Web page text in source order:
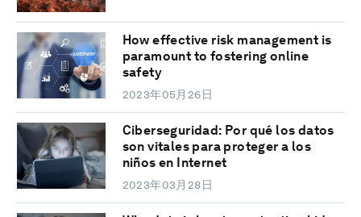
How effective risk management is
paramount to fostering online
safety
2023年05月26日
Ciberseguridad: Por qué los datos
son vitales para proteger a los
niños en Internet
2023年03月28日